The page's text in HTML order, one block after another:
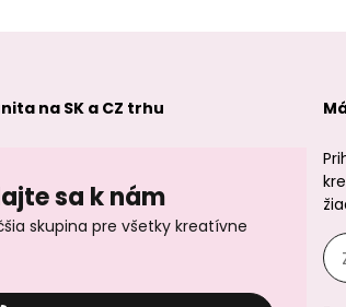
na SK a CZ trhu
sa k nám
skupina pre všetky kreatívne